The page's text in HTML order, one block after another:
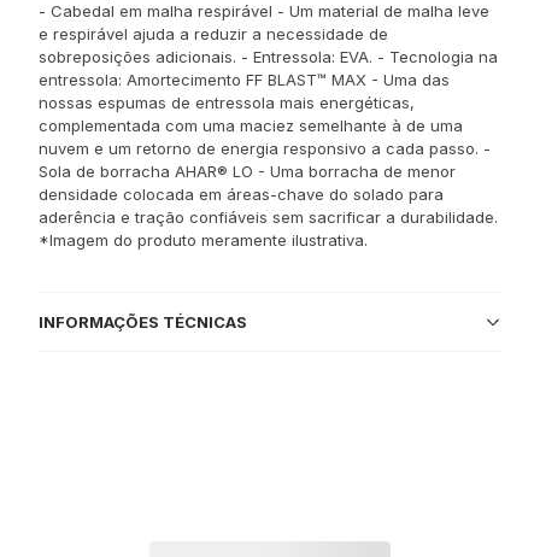
- Cabedal em malha respirável - Um material de malha leve
e respirável ajuda a reduzir a necessidade de
sobreposições adicionais. - Entressola: EVA. - Tecnologia na
entressola: Amortecimento FF BLAST™ MAX - Uma das
nossas espumas de entressola mais energéticas,
complementada com uma maciez semelhante à de uma
nuvem e um retorno de energia responsivo a cada passo. -
Sola de borracha AHAR® LO - Uma borracha de menor
densidade colocada em áreas-chave do solado para
aderência e tração confiáveis sem sacrificar a durabilidade.
*Imagem do produto meramente ilustrativa.
INFORMAÇÕES TÉCNICAS